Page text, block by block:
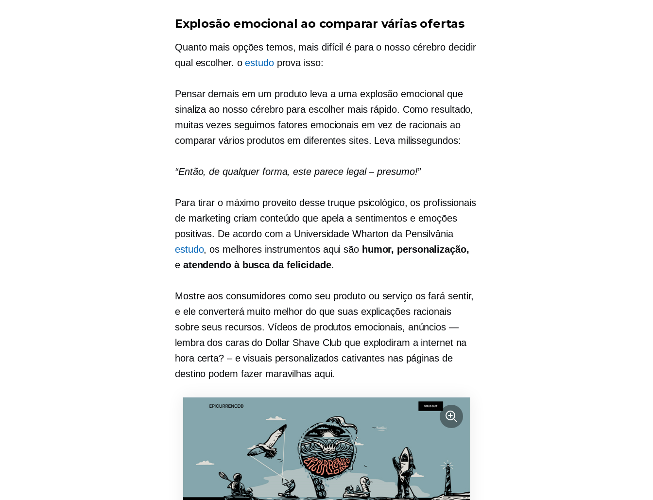
Explosão emocional ao comparar várias ofertas
Quanto mais opções temos, mais difícil é para o nosso cérebro decidir
qual escolher. oestudoprova isso:
Pensar demais em um produto leva a uma explosão emocional que
sinaliza ao nosso cérebro para escolher mais rápido. Como resultado,
muitas vezes seguimos fatores emocionais em vez de racionais ao
comparar vários produtos em diferentes sites. Leva milissegundos:
“Então, de qualquer forma, este parece legal – presumo!”
Para tirar o máximo proveito desse truque psicológico, os profissionais
de marketing criam conteúdo que apela a sentimentos e emoções
positivas. De acordo com a Universidade Wharton da Pensilvânia
estudo, os melhores instrumentos aqui são humor, personalização,
e atendendo à busca da felicidade.
Mostre aos consumidores como seu produto ou serviço os fará sentir,
e ele converterá muito melhor do que suas explicações racionais
sobre seus recursos. Vídeos de produtos emocionais, anúncios —
lembra dos caras do Dollar Shave Club que explodiram a internet na
hora certa? – e visuais personalizados cativantes nas páginas de
destino podem fazer maravilhas aqui.